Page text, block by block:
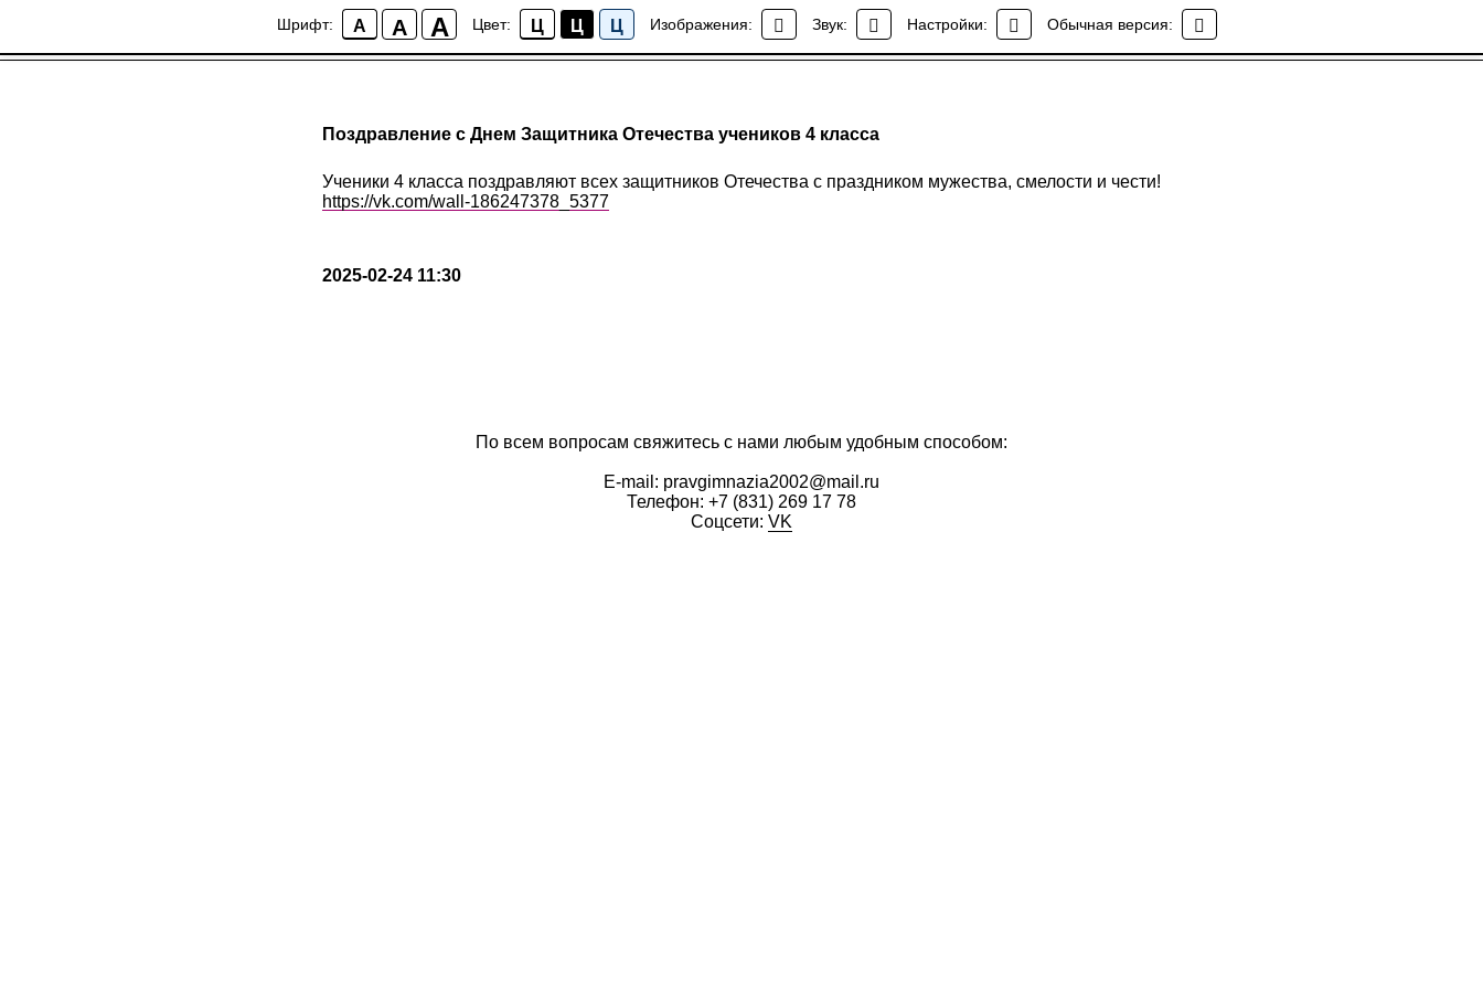
Шрифт: A A A Цвет: Ц Ц Ц Изображения: Звук: Настройки: Обычная версия:
Новости гимназии
Поздравление с Днем Защитника Отечества учеников 4 класса
Ученики 4 класса поздравляют всех защитников Отечества с праздником мужества, смелости и чести!
https://vk.com/wall-186247378_5377
2025-02-24 11:30
По всем вопросам свяжитесь с нами любым удобным способом:
E-mail: pravgimnazia2002@mail.ru
Телефон: +7 (831) 269 17 78
Соцсети: VK